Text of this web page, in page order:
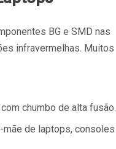
BG e SMD nas
infravermelhas. Muitos
chumbo de alta fusão.
mãe de laptops, consoles